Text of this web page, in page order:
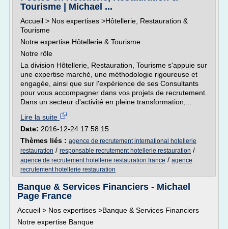
Tourisme | Michael ...
Accueil > Nos expertises >Hôtellerie, Restauration &
Tourisme
Notre expertise Hôtellerie & Tourisme
Notre rôle
La division Hôtellerie, Restauration, Tourisme s'appuie sur
une expertise marché, une méthodologie rigoureuse et
engagée, ainsi que sur l'expérience de ses Consultants
pour vous accompagner dans vos projets de recrutement.
Dans un secteur d'activité en pleine transformation,...
Lire la suite
Date: 2016-12-24 17:58:15
Thèmes liés : agence de recrutement international hotellerie
restauration / responsable recrutement hotellerie restauration /
agence de recrutement hotellerie restauration france / agence
recrutement hotellerie restauration
Banque & Services Financiers - Michael
Page France
Accueil > Nos expertises >Banque & Services Financiers
Notre expertise Banque